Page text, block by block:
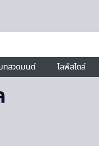
ทสวดมนต์ ไลฟ์สไตล์